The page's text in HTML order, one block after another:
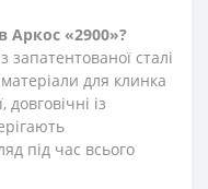
Аркос «2900»?
запатентованої сталі
для клинка
із
під час всього